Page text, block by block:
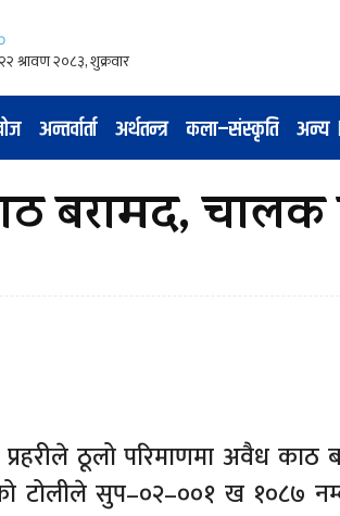
अन्तर्वार्ता अर्थतन्त्र कला–संस्कृति अन्य
बरामद, चालक
प्रहरीले ठूलो परिमाणमा अवैध काठ
टोलीले सुप–०२–००१ ख १०८७